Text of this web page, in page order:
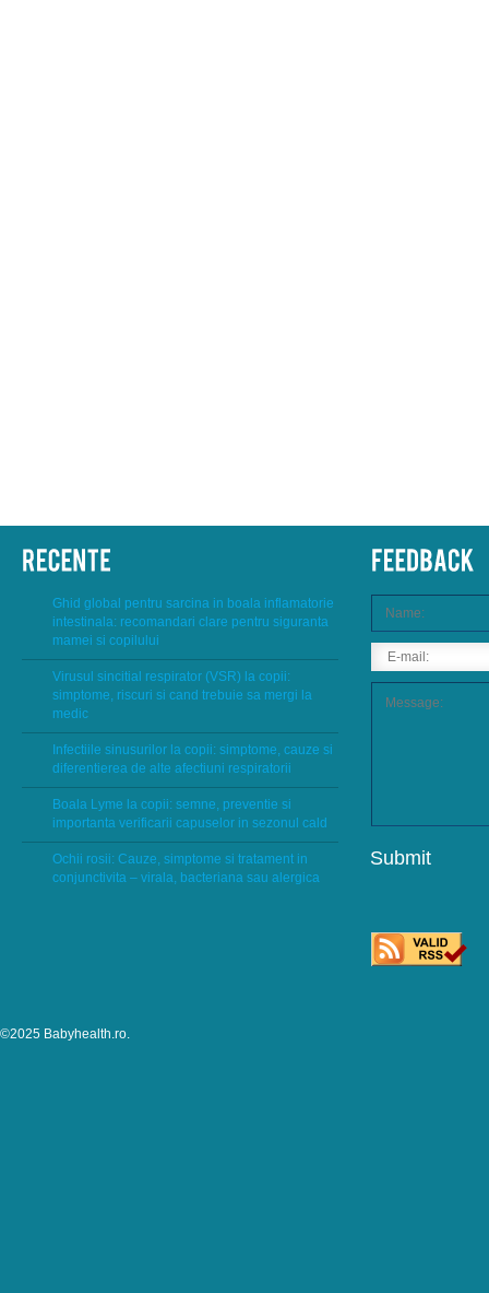
Ghid global pentru sarcina in boala inflamatorie
intestinala: recomandari clare pentru siguranta
mamei si copilului
Virusul sincitial respirator (VSR) la copii:
simptome, riscuri si cand trebuie sa mergi la
medic
Infectiile sinusurilor la copii: simptome, cauze si
diferentierea de alte afectiuni respiratorii
Boala Lyme la copii: semne, preventie si
importanta verificarii capuselor in sezonul cald
Ochii rosii: Cauze, simptome si tratament in
conjunctivita – virala, bacteriana sau alergica
©2025 Babyhealth.ro.